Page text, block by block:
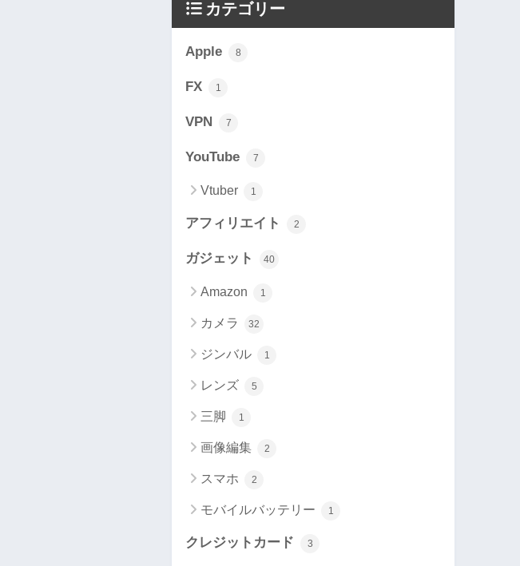
カテゴリー
Apple 8
FX 1
VPN 7
YouTube 7
Vtuber 1
アフィリエイト 2
ガジェット 40
Amazon 1
カメラ 32
ジンバル 1
レンズ 5
三脚 1
画像編集 2
スマホ 2
モバイルバッテリー 1
クレジットカード 3